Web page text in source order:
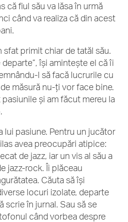
că fiul său va lăsa în urmă
când va realiza că din acest
sfat primit chiar de tatăl său.
își amintește el că îi
l să facă lucrurile cu
măsură nu-ți vor face bine.
și am făcut mereu la
lui pasiune. Pentru un jucător
avea preocupări atipice:
de jazz, iar un vis al său a
jazz-rock. Îi plăceau
Căuta să își
locuri izolate, departe
scrie în jurnal. Sau să se
când vorbea despre